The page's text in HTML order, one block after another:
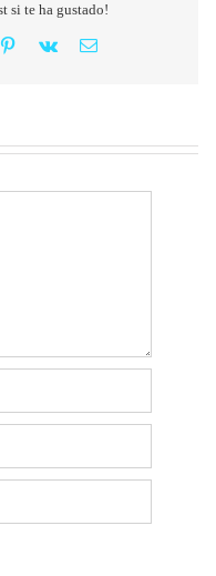
si te ha gustado!
Pinterest
Vk Email